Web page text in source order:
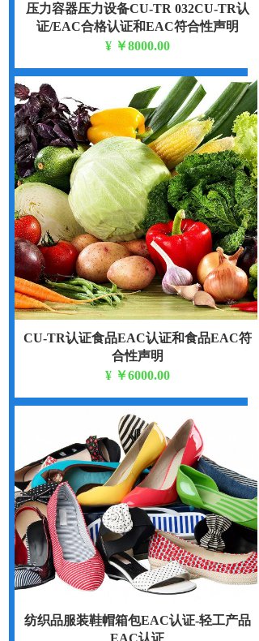
压力容器压力设备CU-TR 032CU-TR认
证/EAC合格认证和EAC符合性声明
¥ ￥8000.00
CU-TR认证食品EAC认证和食品EAC符
合性声明
¥ ￥6000.00
纺织品服装鞋帽箱包EAC认证-轻工产品
EAC认证